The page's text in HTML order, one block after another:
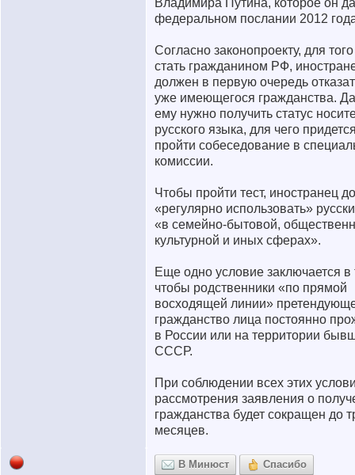
федеральном послании 2012
Согласно законопроекту, для
стать гражданином РФ,
должен в первую очередь
уже имеющегося гражданства.
ему нужно получить статус
русского языка, для чего
пройти собеседование в
комиссии.
Чтобы пройти тест, иностранец
«регулярно использовать»
«в семейно-бытовой,
культурной и иных сферах».
Еще одно условие заключается в
чтобы родственники «по прямой
восходящей линии»
гражданство лица постоянно
в России или на территории
СССР.
При соблюдении всех этих
рассмотрения заявления о
гражданства будет сокращен до
месяцев.
В Минюст Спасибо